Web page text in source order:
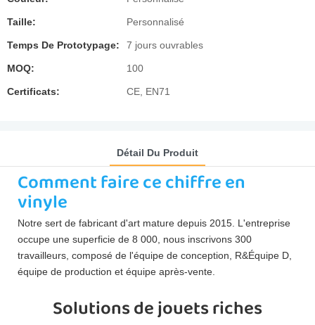
Taille: Personnalisé
Temps De Prototypage: 7 jours ouvrables
MOQ: 100
Certificats: CE, EN71
Détail Du Produit
Comment faire ce chiffre en
vinyle
Notre sert de fabricant d'art mature depuis 2015. L'entreprise
occupe une superficie de 8 000, nous inscrivons 300
travailleurs, composé de l'équipe de conception, R&Équipe D,
équipe de production et équipe après-vente.
Solutions de jouets riches